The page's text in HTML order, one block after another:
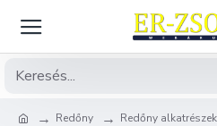
Redőny Redőny alkatrészek